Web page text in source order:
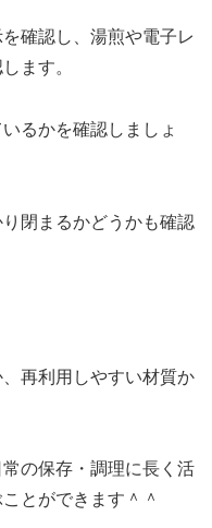
確認し、湯煎や電子レ
ます。
るかを確認しましょ
閉まるかどうかも確認
再利用しやすい材質か
の保存・調理に長く活
とができます＾＾